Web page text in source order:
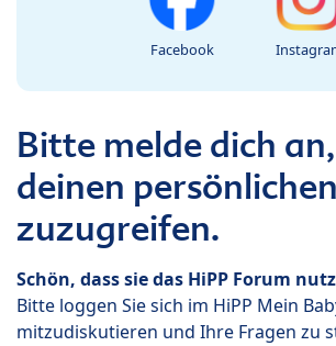
Facebook
Bitte melde dich
deinen
zuzugreifen.
Schön, dass sie das HiPP Forum
Bitte loggen Sie sich im HiPP Mein
mitzudiskutieren und Ihre Fragen zu